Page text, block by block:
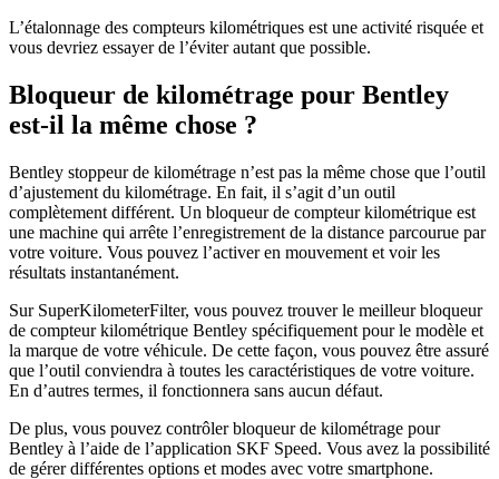
L’étalonnage des compteurs kilométriques est une activité risquée et
vous devriez essayer de l’éviter autant que possible.
Bloqueur de kilométrage pour Bentley
est-il la même chose ?
Bentley stoppeur de kilométrage n’est pas la même chose que l’outil
d’ajustement du kilométrage. En fait, il s’agit d’un outil
complètement différent. Un bloqueur de compteur kilométrique est
une machine qui arrête l’enregistrement de la distance parcourue par
votre voiture. Vous pouvez l’activer en mouvement et voir les
résultats instantanément.
Sur SuperKilometerFilter, vous pouvez trouver le meilleur bloqueur
de compteur kilométrique Bentley spécifiquement pour le modèle et
la marque de votre véhicule. De cette façon, vous pouvez être assuré
que l’outil conviendra à toutes les caractéristiques de votre voiture.
En d’autres termes, il fonctionnera sans aucun défaut.
De plus, vous pouvez contrôler bloqueur de kilométrage pour
Bentley à l’aide de l’application SKF Speed. Vous avez la possibilité
de gérer différentes options et modes avec votre smartphone.